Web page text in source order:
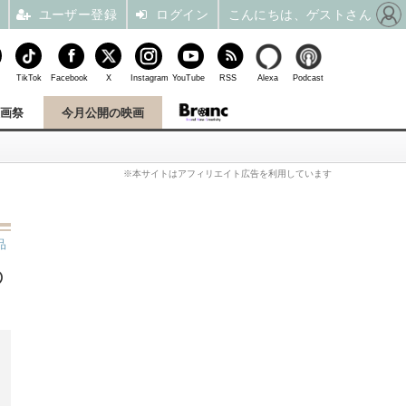
祭 今月公開の映画
※本サイトはアフィリエイト広告を利用しています
TikTok Facebook X Instagram YouTube RSS Alexa Podcast
ユーザー登録 ログイン こんにちは、ゲストさん